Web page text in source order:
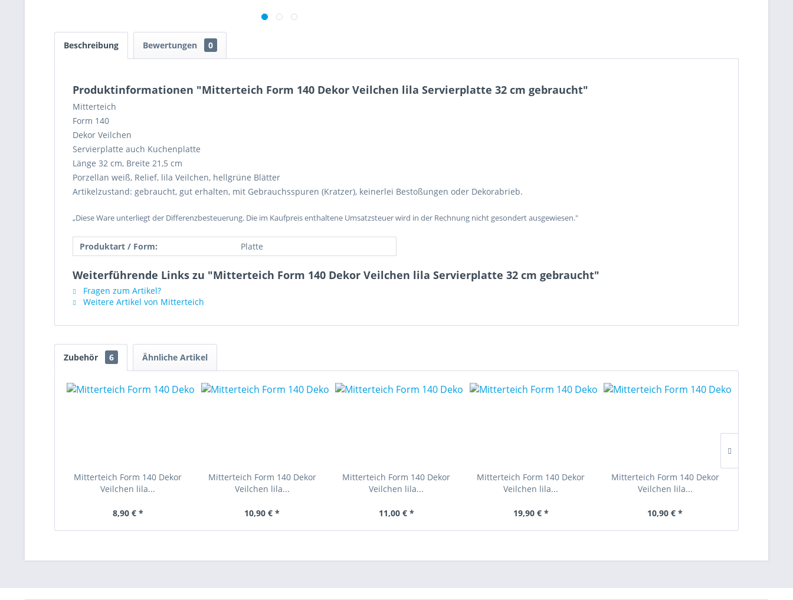
Beschreibung Bewertungen 0
Produktinformationen "Mitterteich Form 140 Dekor Veilchen lila Servierplatte 32 cm gebraucht"
Mitterteich
Form 140
Dekor Veilchen
Servierplatte auch Kuchenplatte
Länge 32 cm, Breite 21,5 cm
Porzellan weiß, Relief, lila Veilchen, hellgrüne Blätter
Artikelzustand: gebraucht, gut erhalten, mit Gebrauchsspuren (Kratzer), keinerlei Bestoßungen oder Dekorabrieb.
„Diese Ware unterliegt der Differenzbesteuerung. Die im Kaufpreis enthaltene Umsatzsteuer wird in der Rechnung nicht gesondert ausgewiesen."
Produktart / Form: Platte
Weiterführende Links zu "Mitterteich Form 140 Dekor Veilchen lila Servierplatte 32 cm gebraucht"
Fragen zum Artikel?
Weitere Artikel von Mitterteich
Zubehör 6 Ähnliche Artikel
Mitterteich Form 140 Dekor
Veilchen lila...
8,90 € *
Mitterteich Form 140 Dekor
Veilchen lila...
10,90 € *
Mitterteich Form 140 Dekor
Veilchen lila...
11,00 € *
Mitterteich Form 140 Dekor
Veilchen lila...
19,90 € *
Mitterteich Form 140 Dekor
Veilchen lila...
10,90 € *